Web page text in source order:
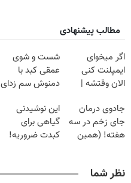
مطالب پیشنهادی
اگر میخوای
ایمپلنت کنی
الان وقتشه |
میلیون تومان!!!
شست و شوی
عمقی کبد با
دمنوش سم زدای
جادوی درمان
جای زخم در سه
هفته! (همین
این نوشیدنی
گیاهی برای
کبدت ضروریه!
نظر شما